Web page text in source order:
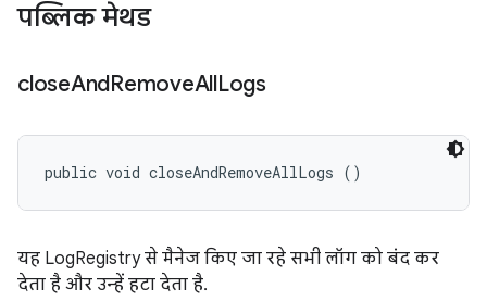
पब्लिक मेथड
closeAndRemoveAllLogs
public void closeAndRemoveAllLogs ()
यह LogRegistry से मैनेज किए जा रहे सभी लॉग को बंद कर
देता है और उन्हें हटा देता है.